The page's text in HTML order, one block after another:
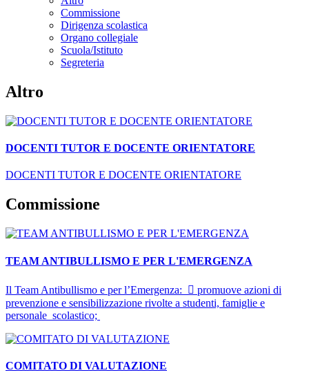
Commissione
Dirigenza scolastica
Organo collegiale
Scuola/Istituto
Segreteria
Altro
DOCENTI TUTOR E DOCENTE ORIENTATORE
DOCENTI TUTOR E DOCENTE ORIENTATORE
Commissione
TEAM ANTIBULLISMO E PER L'EMERGENZA
Il Team Antibullismo e per l’Emergenza:  promuove azioni di
prevenzione e sensibilizzazione rivolte a studenti, famiglie e
personale scolastico;
COMITATO DI VALUTAZIONE